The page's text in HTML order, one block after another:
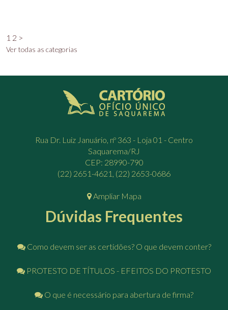
1 2 >
Ver todas as categorias
Rua Dr. Luiz Januário, nº 363 - Loja 01 - Centro
Saquarema/RJ
CEP: 28990-790
(22) 2651-4621, (22) 2653-0686
Ampliar Mapa
Dúvidas Frequentes
Como devem ser as certidões? O que devem conter?
PROTESTO DE TÍTULOS - EFEITOS DO PROTESTO
O que é necessário para abertura de firma?